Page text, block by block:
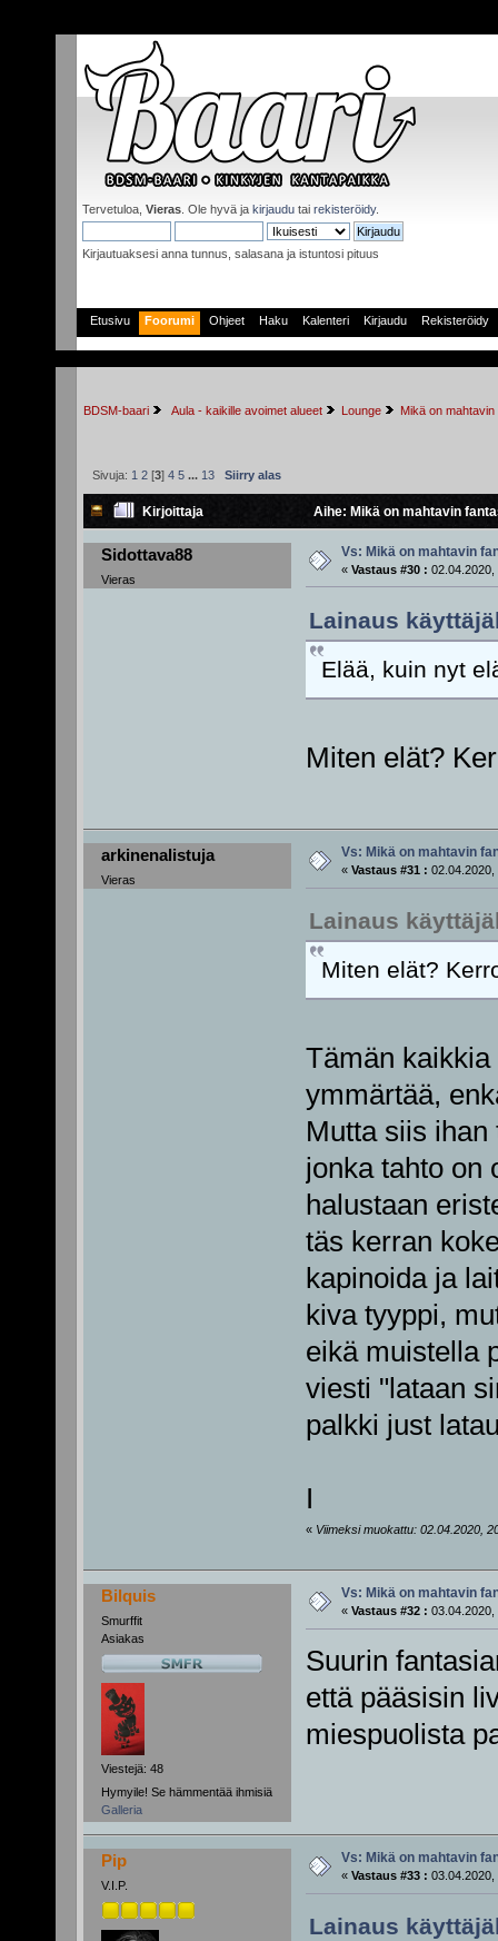
Tervetuloa, Vieras . Ole hyvä ja kirjaudu tai rekisteröidy.
Kirjautuaksesi anna tunnus, salasana ja istuntosi pituus
Etusivu Foorumi Ohjeet Haku Kalenteri Kirjaudu Rekisteröidy
BDSM-baari Aula - kaikille avoimet alueet Lounge Mikä on
Sivuja: 1 2[3] 4 5 ... 13 Siirry alas
Kirjoittaja Aihe: Mikä on mahtavin
Sidottava88
Vieras
Vs: Mikä on mahtavin
« Vastaus #30 : 02.04.2020,
Lainaus
Elää, kuin nyt
Miten elät?
arkinenalistuja
Vieras
Vs: Mikä on mahtavin
« Vastaus #31 : 02.04.2020,
Lainaus
Miten elät?
Tämän
ymmärtää,
Mutta siis
jonka tahto on
halustaan
täs kerran
kapinoida ja
kiva tyyppi,
eikä muistella
viesti "lataan
palkki just
I
« Viimeksi muokattu: 02.04.2020,
Bilquis
Smurffit
Asiakas
Viestejä: 48
Hymyile! Se hämmentää ihmisiä
Galleria
Vs: Mikä on mahtavin
« Vastaus #32 : 03.04.2020,
Suurin
että pääsisin
miespuolista
Pip
V.I.P.
Vs: Mikä on mahtavin
« Vastaus #33 : 03.04.2020,
Lainaus